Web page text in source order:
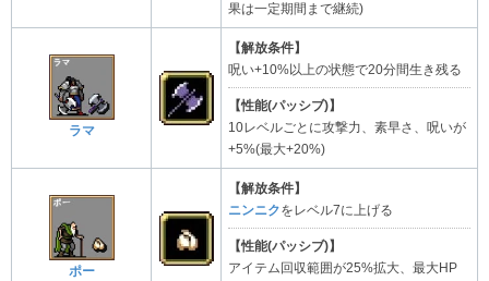
果は一定期間まで継続)
ラマ
【解放条件】
呪い+10%以上の状態で20分間生き残る
【性能(パッシブ)】
10レベルごとに攻撃力、素早さ、呪いが
+5%(最大+20%)
ポー
【解放条件】
ニンニクをレベル7に上げる
【性能(パッシブ)】
アイテム回収範囲が25%拡大、最大HP